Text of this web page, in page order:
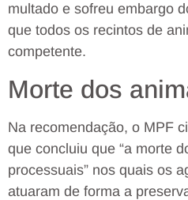
multado e sofreu embargo
que todos os recintos de
competente.
Morte dos
Na recomendação, o MPF
que concluiu que “a morte
processuais” nos quais os
atuaram de forma a